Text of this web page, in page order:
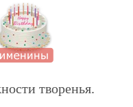
творенья.